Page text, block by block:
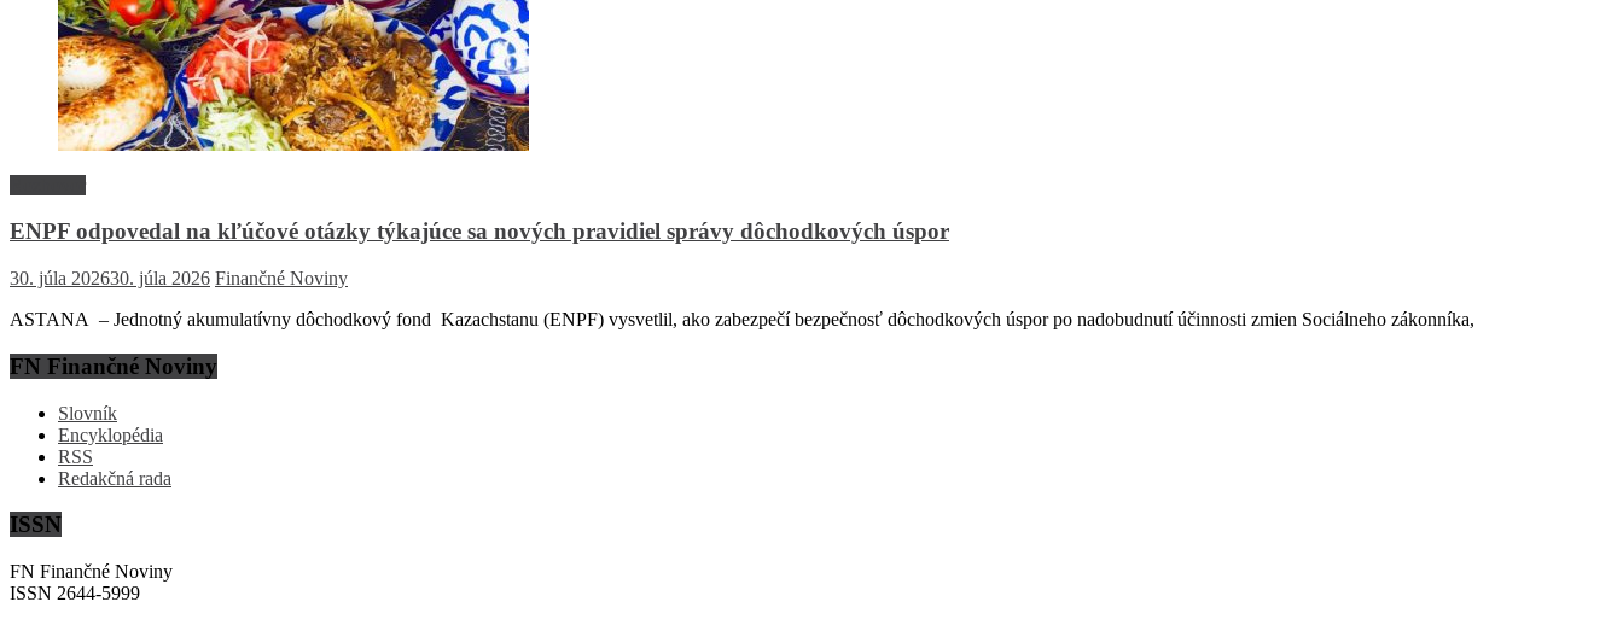
ENPF odpovedal na kľúčové otázky týkajúce sa nových pravidiel správy dôchodkových úspor
30. júla 202630. júla 2026 Finančné Noviny
ASTANA – Jednotný akumulatívny dôchodkový fond Kazachstanu (ENPF) vysvetlil, ako zabezpečí bezpečnosť dôchodkových úspor po nadobudnutí účinnosti zmien Sociálneho zákonníka,
FN Finančné Noviny
Slovník
Encyklopédia
RSS
Redakčná rada
ISSN
FN Finančné Noviny
ISSN 2644-5999